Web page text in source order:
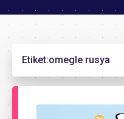
Etiket:omegle rusya